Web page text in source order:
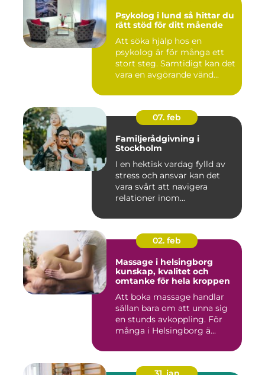
Psykolog i lund så hittar du
rätt stöd för ditt mående
Att söka hjälp hos en
psykolog är för många ett
stort steg. Samtidigt kan det
vara en avgörande vänd...
07. feb
Familjerådgivning i
Stockholm
I en hektisk vardag fylld av
stress och ansvar kan det
vara svårt att navigera
relationer inom...
02. feb
Massage i helsingborg
kunskap, kvalitet och
omtanke för hela kroppen
Att boka massage handlar
sällan bara om att unna sig
en stunds avkoppling. För
många i Helsingborg ä...